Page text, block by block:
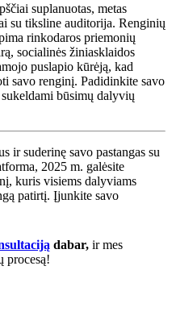
suplanuotas, metas
su tiksline auditorija. Renginių
rinkodaros priemonių
socialinės žiniasklaidos
puslapio kūrėją, kad
savo renginį. Padidinkite savo
būsimų dalyvių
ir suderinę savo pastangas su
2025 m. galėsite
kuris visiems dalyviams
patirtį. Įjunkite savo
dabar, ir mes
procesą!